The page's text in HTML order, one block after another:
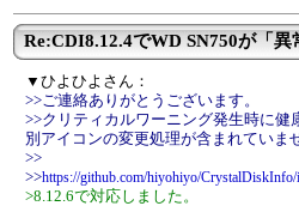
Re:CDI8.12.4でWD SN750が「異
▼ひよひよさん：
>>ご連絡ありがとうございます。
>>クリティカルワーニング発生時に
別アイコンの変更処理が含まれていま
>>
>>https://github.com/hiyohiyo/CrystalDiskInfo/
>8.12.6で対応しました。